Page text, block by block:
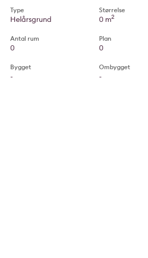
Type
Helårsgrund
Antal rum
0
Bygget
-
Størrelse
0 m2
Plan
0
Ombygget
-